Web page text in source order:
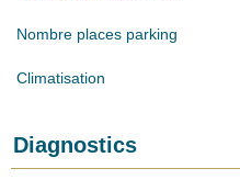
Nombre places parking
Climatisation
Diagnostics